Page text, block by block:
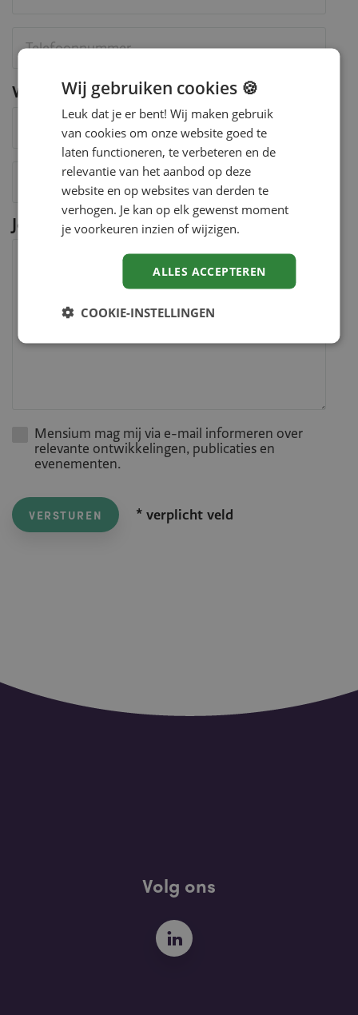
Waar wil je meer over weten
Waar wil je meer over weten
Namelijk
Je vraag, opmerking of verzoek
Mensium mag mij via e-mail informeren over
relevante ontwikkelingen, publicaties en
evenementen.
VERSTUREN * verplicht veld
Volg ons
Wij gebruiken cookies 🍪
Leuk dat je er bent! Wij maken gebruik
van cookies om onze website goed te
laten functioneren, te verbeteren en de
relevantie van het aanbod op deze
website en op websites van derden te
verhogen. Je kan op elk gewenst moment
je voorkeuren inzien of wijzigen.
ALLES ACCEPTEREN
COOKIE-INSTELLINGEN